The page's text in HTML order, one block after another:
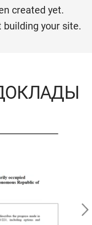
created yet.
building your site.